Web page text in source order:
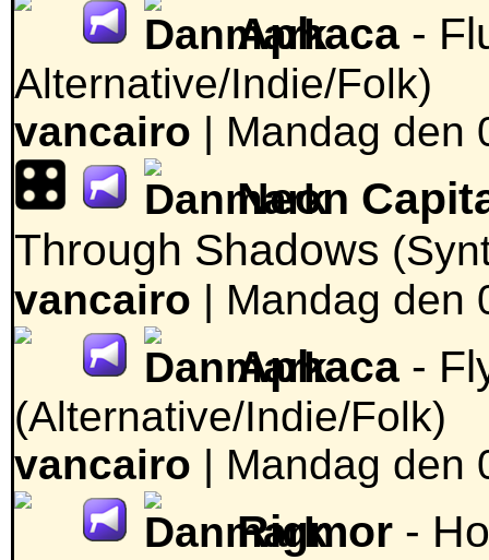
Aphaca -
Alternative/Indie/Folk)
vancairo | Mandag den
Neon
Through Shadows
vancairo | Mandag den
Aphaca -
(Alternative/Indie/Folk)
vancairo | Mandag den
Rigmor -